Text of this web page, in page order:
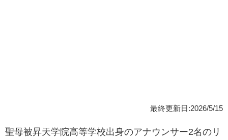
最終更新日:2026/5/15
聖母被昇天学院高等学校出身のアナウンサー2名のリ